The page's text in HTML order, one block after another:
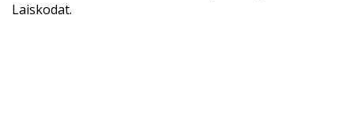
Laiskodat.